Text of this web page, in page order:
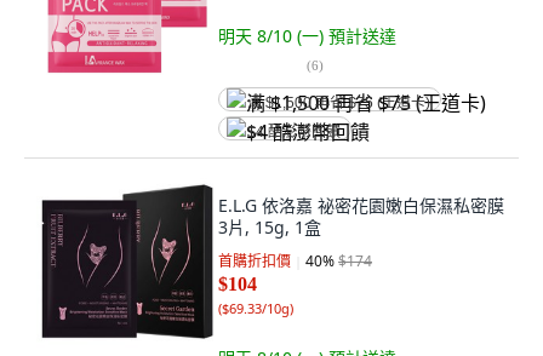
明天 8/10 (一) 預計送達
(6)
满 $1,500 再省 $75 (王道卡)
$4 酷澎幣回饋
E.L.G 依洛嘉 祕密花園嫩白保濕私密膜
3片, 15g, 1盒
首購折扣價 40%$174
$104
($69.33/10g)